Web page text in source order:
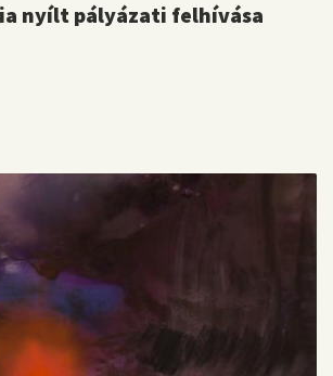
nyílt pályázati felhívása